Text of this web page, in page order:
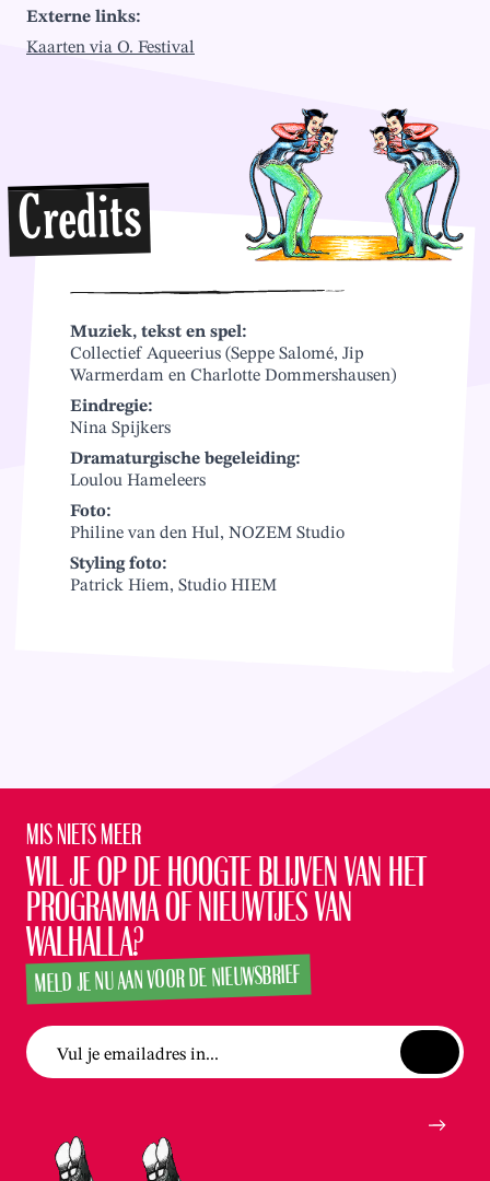
Externe links:
Kaarten via O. Festival
Credits
Muziek, tekst en spel:
Collectief Aqueerius (Seppe Salomé, Jip
Warmerdam en Charlotte Dommershausen)
Eindregie:
Nina Spijkers
Dramaturgische begeleiding:
Loulou Hameleers
Foto:
Philine van den Hul, NOZEM Studio
Styling foto:
Patrick Hiem, Studio HIEM
Mis niets meer
Wil je op de hoogte blijven van het
programma of nieuwtjes van
Walhalla?
MELD JE NU AAN VOOR DE NIEUWSBRIEF
Vul je emailadres in...